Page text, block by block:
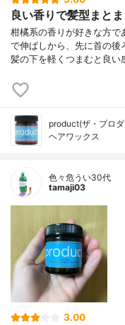
良い香りで髪型まと
柑橘系の香りが好きな方で
で伸ばしから、先に首の後
髪の下を軽くつまむと良い
product(ザ・プロ
ヘアワックス
色々危うい30代
tamaji03
3.00